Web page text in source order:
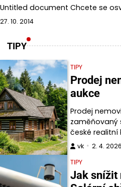
Untitled document Chcete se
27. 10. 2014
TIPY
TIPY
Prodej
aukce
Prodej
zaměňovaný
české realitní
vk
2. 4. 2026
TIPY
Jak snížit